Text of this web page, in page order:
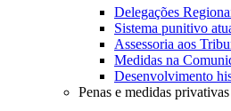
Delegações
Sistema punitivo
Assessoria aos
Medidas na
Desenvolvimento
Penas e medidas